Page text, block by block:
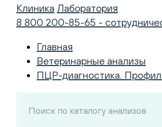
Клиника Лаборатория
8 800 200-85-65 -
Главная
Ветеринарные анализы
ПЦР-диагностика.